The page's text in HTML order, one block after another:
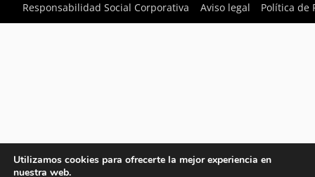
Responsabilidad Social Corporativa
Aviso legal Política de
Utilizamos cookies para ofrecerte la mejor experiencia en
nuestra web.